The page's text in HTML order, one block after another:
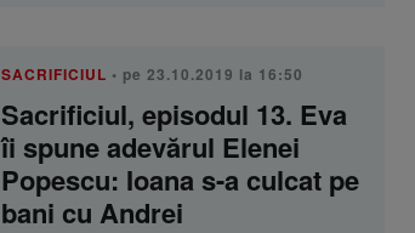
SACRIFICIUL • pe 23.10.2019 la 16:50
Sacrificiul, episodul 13. Eva
îi spune adevărul Elenei
Popescu: Ioana s-a culcat pe
bani cu Andrei